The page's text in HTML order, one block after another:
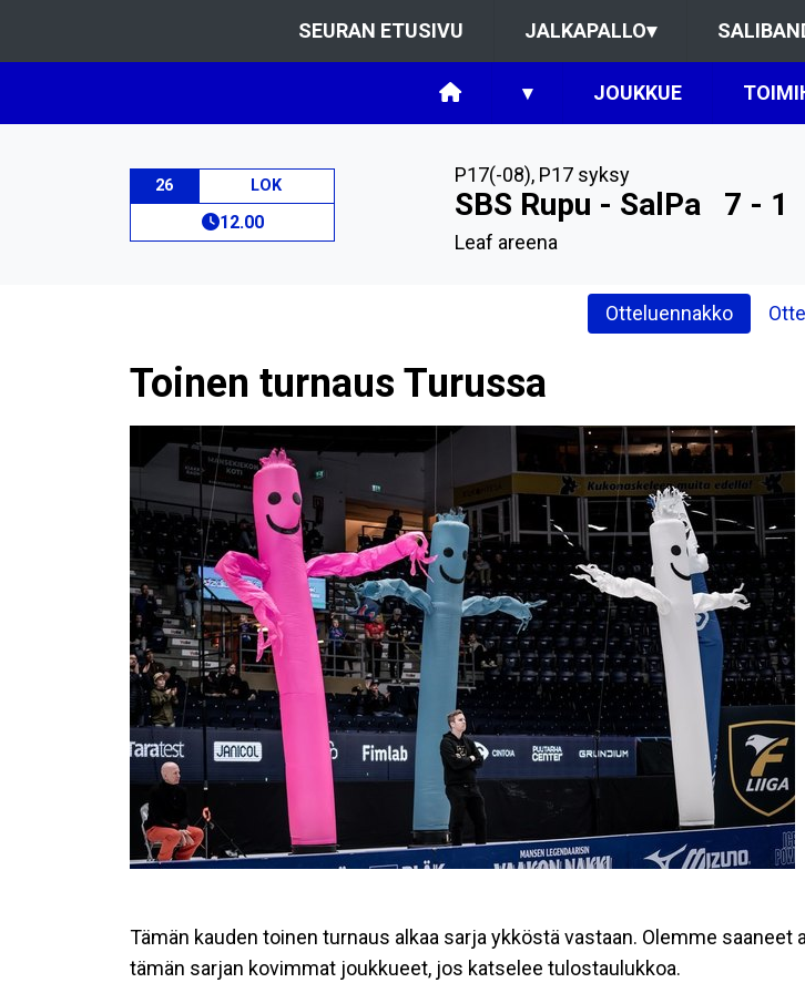
SEURAN ETUSIVU JALKAPALLO▾
▾ JOUKKUE
26 LOK
12.00
P17(-08), P17 syksy
SBS Rupu - SalPa 7 - 1
Leaf areena
Otteluennakko
Toinen turnaus Turussa
Tämän kauden toinen turnaus alkaa sarja ykköstä vastaan. Olemme saaneet
tämän sarjan kovimmat joukkueet, jos katselee tulostaulukkoa.